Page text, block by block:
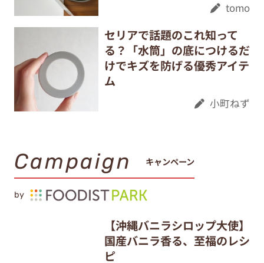
tomo
セリアで話題のこれ知って
る？「水筒」の底につけるだ
けでキズを防げる優秀アイテ
ム
小町ねず
Campaign キャンペーン
by
【沖縄バニラシロップ大使】
国産バニラ香る、至福のレシ
ピ